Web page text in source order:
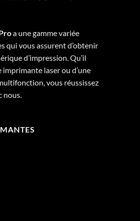
a une gamme variée
qui vous assurent d’obtenir
d’impression. Qu’il
imprimante laser ou d’une
vous réussissez
nous.